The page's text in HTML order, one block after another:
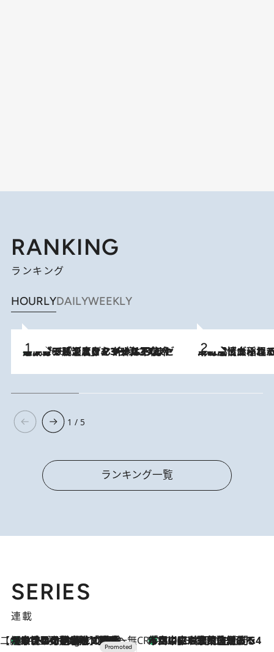
RANKING
ランキング
HOURLYDAILYWEEKLY
2026.8.7
メントールやエタノールは不使用。ピジョンより、マイルドな冷感成分で肌温度をマイナス3℃まで下げる「ごきげんクール ひんやりアクアミスト」を3名様にプレゼント 2026.8.5
下町風情あふれる台北屈指の人気エリア・大稲埕でセンスのいい台湾土産《ヴ
1 / 5
ランキング一覧
SERIES
連載
【CREA×星野リゾート】唯一無二。癒しと発見が待つ場所へ
11 Hours Ago
【トンボの足水浴】ヒノキの香りに包まれて涼感マックス！約13℃の湧水かけ流しを避暑地「星野温泉 トンボの湯」で体験 CREA'S CHOICE
2026.8.7
「立川にも歌舞伎があるんだよ」 片岡仁左衛門・市川中車ら豪華座組みで4年目の立川立飛歌舞伎へ